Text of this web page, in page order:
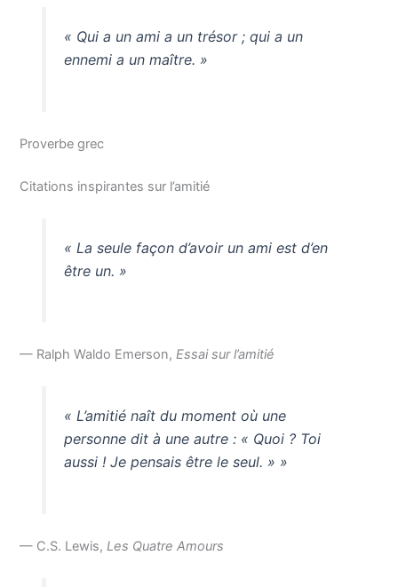
« Qui a un ami a un trésor ; qui a un
ennemi a un maître. »
Proverbe grec
Citations inspirantes sur l’amitié
« La seule façon d’avoir un ami est d’en
être un. »
— Ralph Waldo Emerson,Essai sur l’amitié
« L’amitié naît du moment où une
personne dit à une autre : « Quoi ? Toi
aussi ! Je pensais être le seul. » »
— C.S. Lewis,Les Quatre Amours